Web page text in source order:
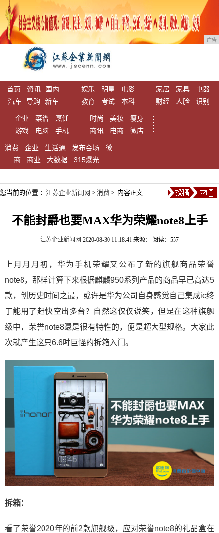
广告
首页 资讯
国内
汽车
导购 新车
娱乐 明星
电影
教育
考试 本科
家居 家具
电器
财经
人脸 识别
企业 菜谱
烹饪
游戏
电脑 手机
时尚 美妆
瘦身
商讯
电商 微店
消费 企业 生活通 发布会场
微
商
商业 大数据 315爆光
您当前的位置 ： 江苏企业新闻网 > 消费 > 内容正文
不能封爵也要MAX华为荣耀note8上手
江苏企业新闻网 2020-08-30 11:18:41 来源： 阅读：557
上月月月初，华为手机荣耀又公布了新的旗舰商品荣誉
note8，那样计算下来根据麒麟950系列产品的商品早已高达5
款，创历史时间之最，或许是华为公司自身感觉自己集成ic终
于能用了赶快空出多台？自然这仅仅说笑，但是在这种旗舰
级中，荣誉note8還是很有特性的，便是超大型规格。大家此
次就产生这只6.6吋巨怪的拆箱入门。
拆箱：
看了荣誉2020年的前2款旗舰级，应对荣誉note8的礼品盒在